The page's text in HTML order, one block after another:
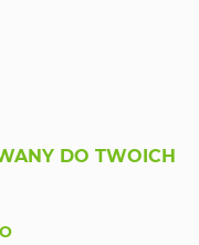
DO TWOICH